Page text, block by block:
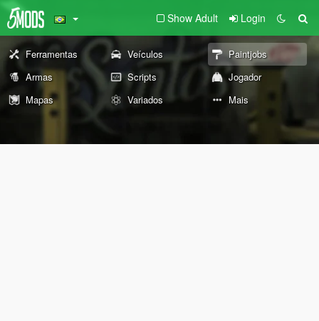
Show Adult Login
Ferramentas Veículos
Paintjobs
Armas
Scripts
Jogador
Mapas
Variados Mais